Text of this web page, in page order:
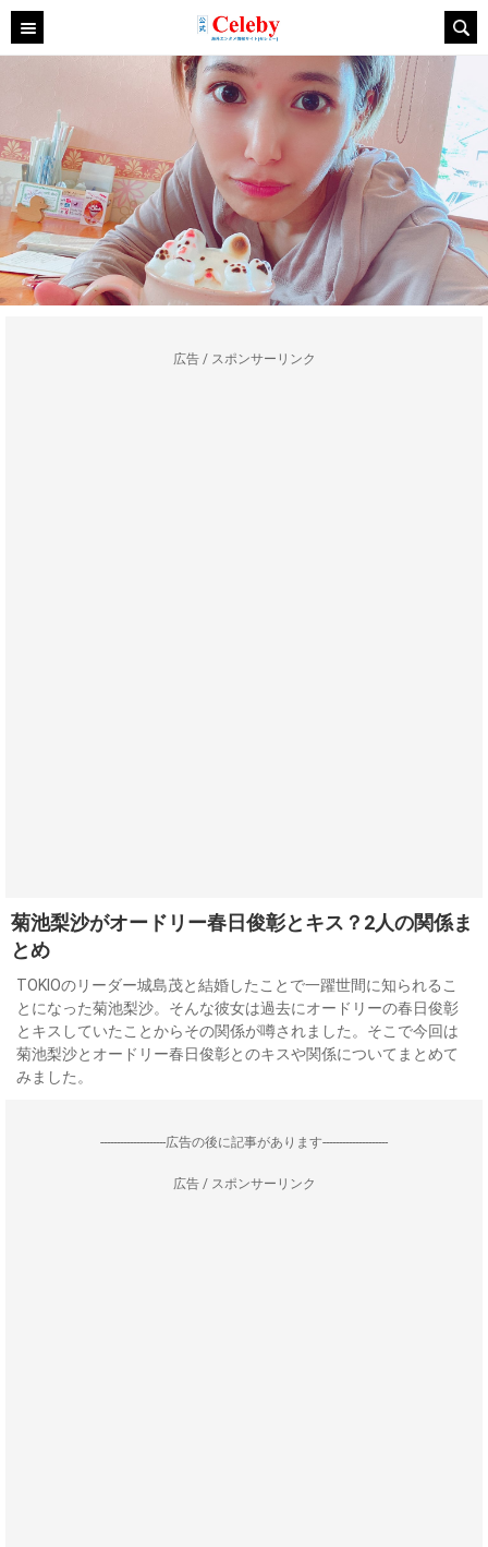
広告 / スポンサーリンク
菊池梨沙がオードリー春日俊彰とキス？2人の関係ま
とめ
TOKIOのリーダー城島茂と結婚したことで一躍世間に知られるこ
とになった菊池梨沙。そんな彼女は過去にオードリーの春日俊彰
とキスしていたことからその関係が噂されました。そこで今回は
菊池梨沙とオードリー春日俊彰とのキスや関係についてまとめて
みました。
--------------------広告の後に記事があります--------------------
広告 / スポンサーリンク